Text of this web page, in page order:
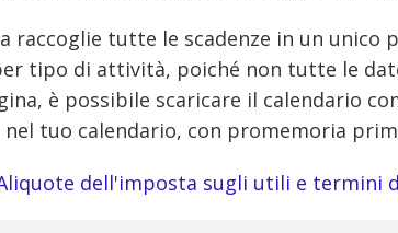
raccoglie tutte le scadenze in un unico
tipo di attività, poiché non tutte le
è possibile scaricare il calendario
tuo calendario, con promemoria
dell'imposta sugli utili e termini